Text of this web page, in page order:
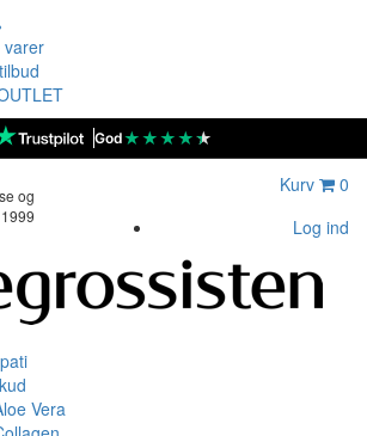
God★★★★★
og
Kurv
0
Log ind
Vera